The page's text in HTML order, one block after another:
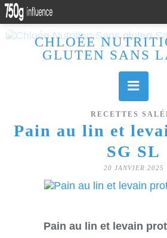
CHLOÉE
GLUTEN SANS
RECETTES
Pain au lin et
SG SL
20 JANVIER 2025
Pain au lin et levain